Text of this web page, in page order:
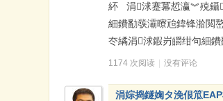
紑 涓浗蹇冪悊瀛︾殑鑷
細鐨勫彂灞曢兘鍏锋湁閲
冭繘涓浗鍜岃皭绀句細
1174 次阅读 没有评论
涓婃捣鐩婅タ浼佷笟